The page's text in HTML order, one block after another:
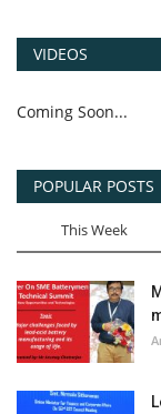
VIDEOS
Coming Soon...
POPULAR POSTS
This Week